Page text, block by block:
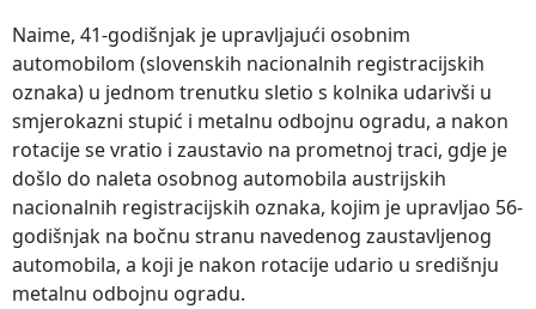
Naime, 41-godišnjak je upravljajući osobnim
automobilom (slovenskih nacionalnih registracijskih
oznaka) u jednom trenutku sletio s kolnika udarivši u
smjerokazni stupić i metalnu odbojnu ogradu, a nakon
rotacije se vratio i zaustavio na prometnoj traci, gdje je
došlo do naleta osobnog automobila austrijskih
nacionalnih registracijskih oznaka, kojim je upravljao 56-
godišnjak na bočnu stranu navedenog zaustavljenog
automobila, a koji je nakon rotacije udario u središnju
metalnu odbojnu ogradu.